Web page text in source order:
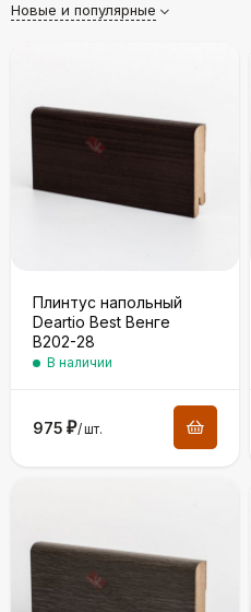
Новые и популярные
Плинтус напольный
Deartio Best Венге
B202-28
В наличии
975 ₽/шт.